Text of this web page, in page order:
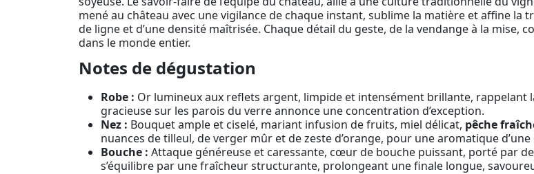
mené au château avec une vigilance de chaque instant, sublime la matière et affine
de ligne et d’une densité maîtrisée. Chaque détail du geste, de la vendange à la
dans le monde entier.
Notes de dégustation
Robe : Or lumineux aux reflets argent, limpide et intensément brillante, rappelant
gracieuse sur les parois du verre annonce une concentration d’exception.
Nez : Bouquet ample et ciselé, mariant infusion de fruits, miel délicat, pêche
nuances de tilleul, de verger mûr et de zeste d’orange, pour une aromatique
Bouche : Attaque généreuse et caressante, cœur de bouche puissant, porté par
s’équilibre par une fraîcheur structurante, prolongeant une finale longue,